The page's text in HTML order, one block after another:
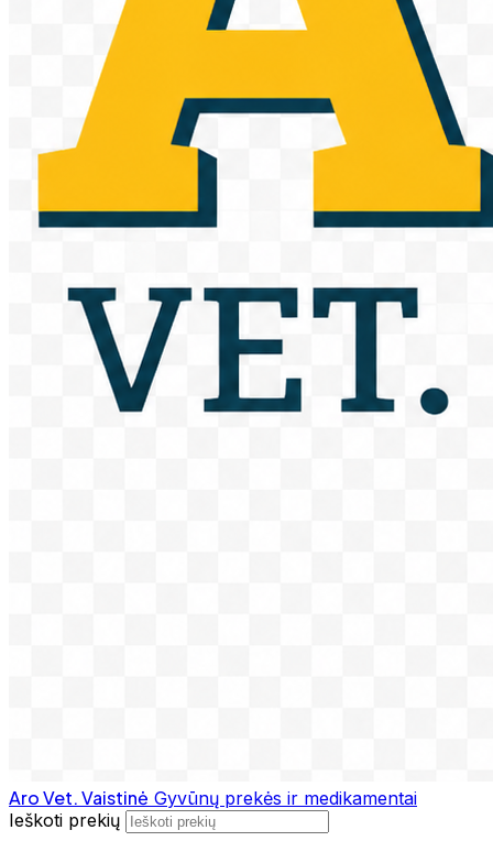
Aro Vet. Vaistinė Gyvūnų prekės ir medikamentai
Ieškoti prekių